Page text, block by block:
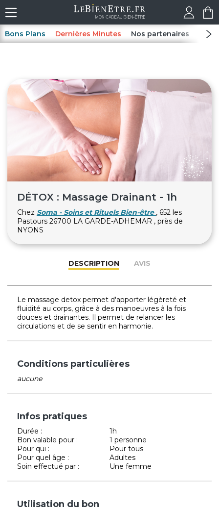
Bons Plans Dernières Minutes Nos partenaires Spas
DÉTOX : Massage Drainant - 1h
Chez Soma - Soins et Rituels Bien-être , 652 les
Pastours 26700 LA GARDE-ADHEMAR , près de
NYONS
DESCRIPTION AVIS
Le massage detox permet d'apporter légèreté et
fluidité au corps, grâce à des manoeuvres à la fois
douces et drainantes. Il permet de relancer les
circulations et de se sentir en harmonie.
Conditions particulières
aucune
Infos pratiques
Durée :
1h
Bon valable pour :
1 personne
Pour qui :
Pour tous
Pour quel âge :
Adultes
Soin effectué par :
Une femme
Utilisation du bon